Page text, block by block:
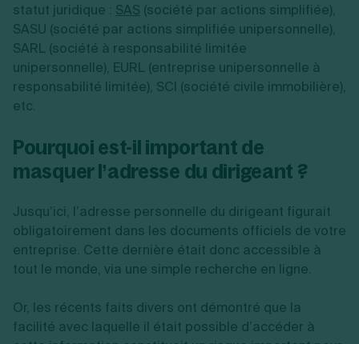
statut juridique : SAS (société par actions simplifiée),
SASU (société par actions simplifiée unipersonnelle),
SARL (société à responsabilité limitée
unipersonnelle), EURL (entreprise unipersonnelle à
responsabilité limitée), SCI (société civile immobilière),
etc.
Pourquoi est-il important de
masquer l’adresse du dirigeant ?
Jusqu’ici, l’adresse personnelle du dirigeant figurait
obligatoirement dans les documents officiels de votre
entreprise. Cette dernière était donc accessible à
tout le monde, via une simple recherche en ligne.
Or, les récents faits divers ont démontré que la
facilité avec laquelle il était possible d’accéder à